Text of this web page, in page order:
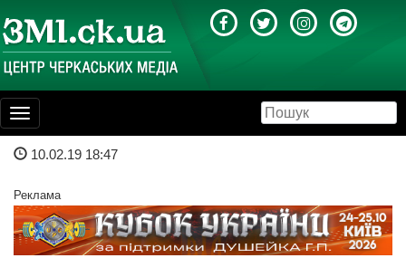
Toggle
navigation
10.02.19 18:47
Реклама